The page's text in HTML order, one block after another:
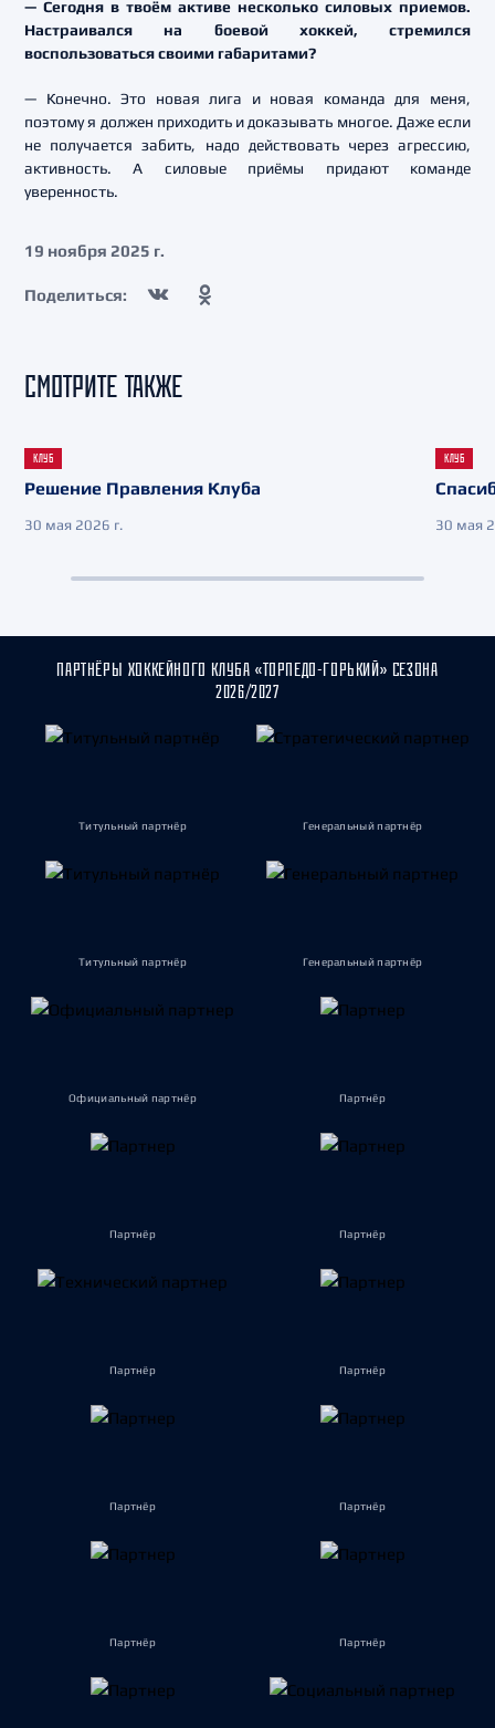
— Сегодня в твоём активе несколько силовых приемов.
Настраивался на боевой хоккей, стремился
воспользоваться своими габаритами?
— Конечно. Это новая лига и новая команда для меня,
поэтому я должен приходить и доказывать многое. Даже если
не получается забить, надо действовать через агрессию,
активность. А силовые приёмы придают команде
уверенность.
19 ноября 2025 г.
Поделиться:
СМОТРИТЕ ТАКЖЕ
КЛУБ
Решение Правления Клуба
30 мая 2026 г.
КЛУБ
30 мая
ПАРТНЁРЫ ХОККЕЙНОГО КЛУБА «ТОРПЕДО-ГОРЬКИЙ» СЕЗОНА
2026/2027
Титульный партнёр Генеральный партнёр
Титульный партнёр Генеральный партнёр
Официальный партнёр Партнёр
Партнёр Партнёр
Партнёр Партнёр
Партнёр Партнёр
Партнёр Партнёр